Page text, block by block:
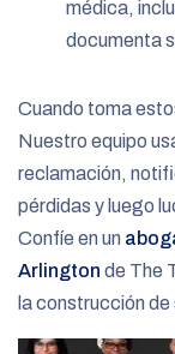
médica,
documenta
Cuando toma
Nuestro equipo
reclamación,
pérdidas y luego
Confíe en un
Arlington de The
la construcción de